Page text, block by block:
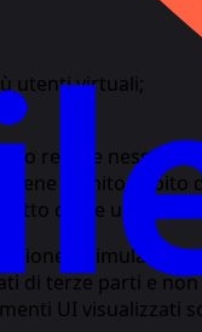
utenti virtuali;
reale e nessun
viene fornito subito
come un
e
di terze parti e
UI visualizzati